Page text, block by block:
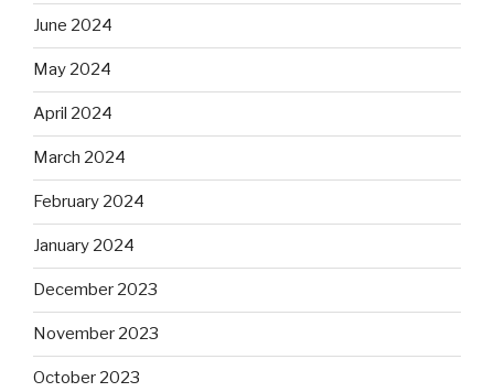
June 2024
May 2024
April 2024
March 2024
February 2024
January 2024
December 2023
November 2023
October 2023